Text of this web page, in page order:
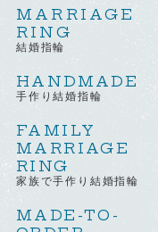
MARRIAGE
RING
結婚指輪
HANDMADE
手作り結婚指輪
FAMILY
MARRIAGE
RING
家族で手作り結婚指輪
MADE-TO-